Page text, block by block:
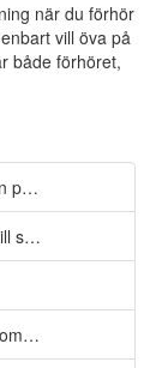
när du förhör
vill öva på
både förhöret,
lov
säga med sin text
att säga vad den